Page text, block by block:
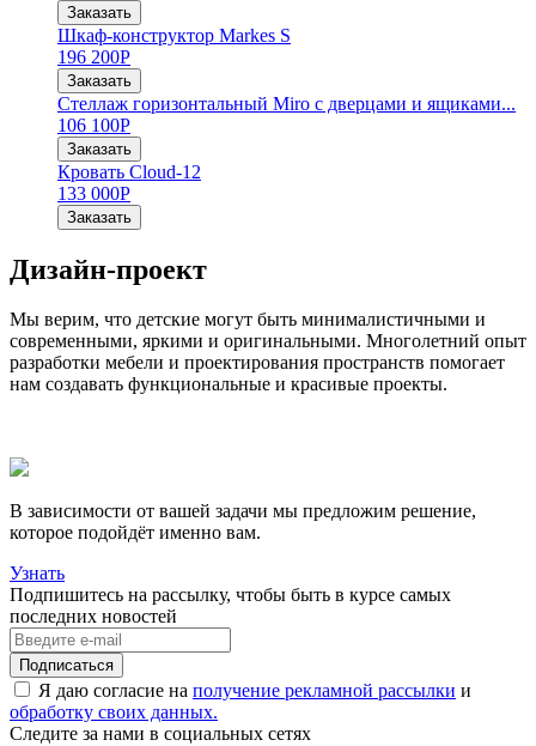
Заказать
Шкаф-конструктор Markes S
196 200Р
Заказать
Стеллаж горизонтальный Miro с дверцами и ящиками...
106 100Р
Заказать
Кровать Cloud-12
133 000Р
Заказать
Дизайн-проект
Мы верим, что детские могут быть минималистичными и
современными, яркими и оригинальными. Многолетний опыт
разработки мебели и проектирования пространств помогает
нам создавать функциональные и красивые проекты.
В зависимости от вашей задачи мы предложим решение,
которое подойдёт именно вам.
Узнать
Подпишитесь на рассылку, чтобы быть в курсе самых
последних новостей
Я даю согласие на получение рекламной рассылки и
обработку своих данных.
Следите за нами в социальных сетях